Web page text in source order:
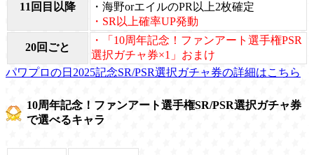
11回目以降
・海野orエイルのPR以上2枚確定
・SR以上確率UP発動
20回ごと
・「10周年記念！ファンアート選手権PSR
選択ガチャ券×1」おまけ
パワプロの日2025記念SR/PSR選択ガチャ券の詳細はこちら
10周年記念！ファンアート選手権SR/PSR選択ガチャ券
で選べるキャラ